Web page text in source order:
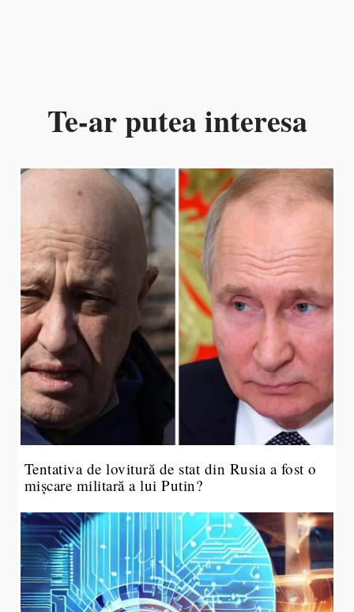
Te-ar putea interesa
Tentativa de lovitură de stat din Rusia a fost o
mișcare militară a lui Putin?